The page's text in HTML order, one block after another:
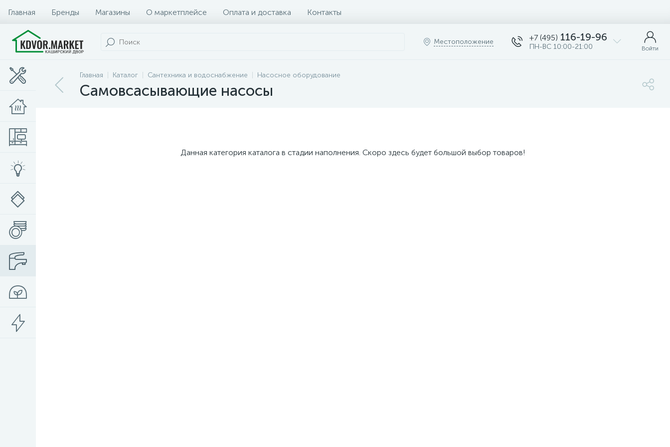
Главная Бренды Магазины О маркетплейсе Оплата и доставка Контакты
Местоположение +7 (495) 116-19-96
ПН-ВС 10:00-21:00 Войти
Главная Каталог Сантехника и водоснабжение Насосное оборудование
Самовсасывающие насосы
Данная категория каталога в стадии наполнения. Скоро здесь будет большой выбор товаров!